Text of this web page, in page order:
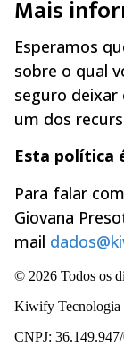
Mais
Esperamos
sobre o qual
seguro deixar
um dos
Esta política
Para falar
Giovana
mail
© 2026 Todos os
Kiwify Tecnologia
CNPJ: